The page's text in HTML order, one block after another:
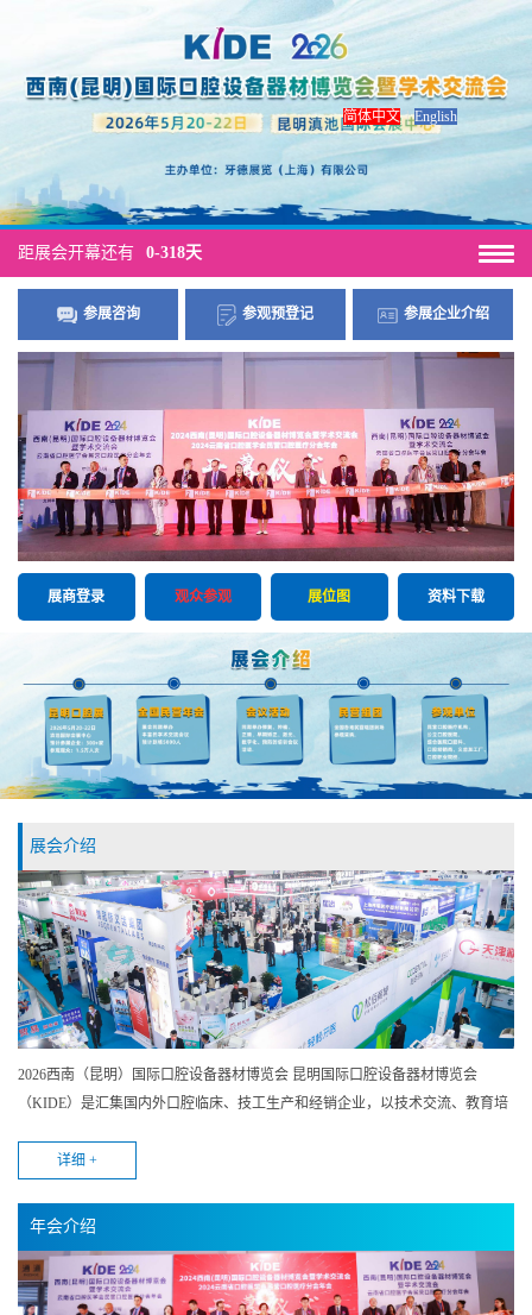
简体中文 | English
距展会开幕还有 0-318天
参展咨询 参观预登记 参展企业介绍
展商登录 观众参观 展位图 资料下载
展会介绍
2026西南（昆明）国际口腔设备器材博览会 昆明国际口腔设备器材博览会
（KIDE）是汇集国内外口腔临床、技工生产和经销企业，以技术交流、教育培
腔医护、经销商产品采购、技术学习、行业交流的综合平台。 上届展会总面积
口腔行业盛会，立足昆明辐射云贵川广及东南亚周边国家。 为何参观昆明口腔
详细 +
年会介绍